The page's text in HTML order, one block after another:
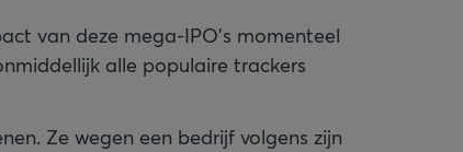
van deze mega-IPO’s momenteel
alle populaire trackers
Ze wegen een bedrijf volgens zijn